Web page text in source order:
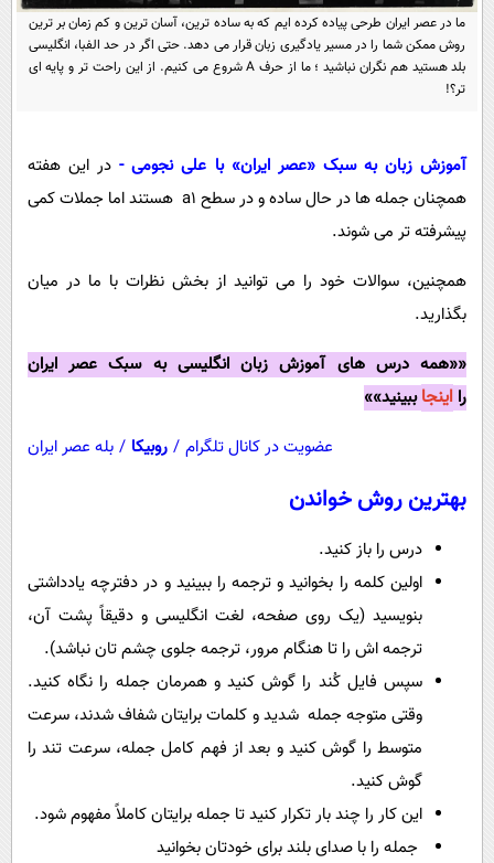
مجله تصویری سلاح
ورزش
سیاست
محیط زیست
فرهنگی
اجتماعی
خواندنی ها و دیدنی ها
داستان کوتاه
آموزش زبان
ما در عصر ایران طرحی پیاده کرده ایم که به ساده ترین، آسان ترین و کم زمان بر ترین
روش ممکن شما را در مسیر یادگیری زبان قرار می دهد. حتی اگر در حد الفبا، انگلیسی
بلد هستید هم نگران نباشید ؛ ما از حرف A شروع می کنیم. از این راحت تر و پایه ای
تر؟!
آموزش زبان به سبک «عصر ایران» با علی نجومی - در این هفته
همچنان جمله ها در حال ساده و در سطح a1 هستند اما جملات کمی
پیشرفته تر می شوند.
همچنین، سوالات خود را می توانید از بخش نظرات با ما در میان
بگذارید.
««همه درس های آموزش زبان انگلیسی به سبک عصر ایران
را اینجا ببینید»»
عضویت در کانال تلگرام / روبیکا / بله عصر ایران
بهترین روش خواندن
درس را باز کنید.
اولین کلمه را بخوانید و ترجمه را ببینید و در دفترچه یادداشتی
بنویسید (یک روی صفحه، لغت انگلیسی و دقیقاً پشت آن،
ترجمه اش را تا هنگام مرور، ترجمه جلوی چشم تان نباشد).
سپس فایل کُند را گوش کنید و همرمان جمله را نگاه کنید.
وقتی متوجه جمله شدید و کلمات برایتان شفاف شدند، سرعت
متوسط را گوش کنید و بعد از فهم کامل جمله، سرعت تند را
گوش کنید.
این کار را چند بار تکرار کنید تا جمله برایتان کاملاً مفهوم شود.
جمله را با صدای بلند برای خودتان بخوانید